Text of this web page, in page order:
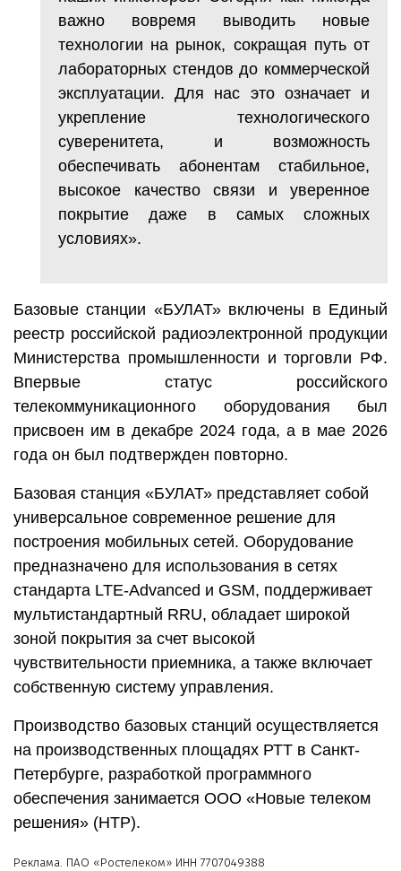
важно вовремя выводить новые
технологии на рынок, сокращая путь от
лабораторных стендов до коммерческой
эксплуатации. Для нас это означает и
укрепление технологического
суверенитета, и возможность
обеспечивать абонентам стабильное,
высокое качество связи и уверенное
покрытие даже в самых сложных
условиях».
Базовые станции «БУЛАТ» включены в Единый
реестр российской радиоэлектронной продукции
Министерства промышленности и торговли РФ.
Впервые статус российского
телекоммуникационного оборудования был
присвоен им в декабре 2024 года, а в мае 2026
года он был подтвержден повторно.
Базовая станция «БУЛАТ» представляет собой
универсальное современное решение для
построения мобильных сетей. Оборудование
предназначено для использования в сетях
стандарта LTE-Advanced и GSM, поддерживает
мультистандартный RRU, обладает широкой
зоной покрытия за счет высокой
чувствительности приемника, а также включает
собственную систему управления.
Производство базовых станций осуществляется
на производственных площадях РТТ в Санкт-
Петербурге, разработкой программного
обеспечения занимается ООО «Новые телеком
решения» (НТР).
Реклама. ПАО «Ростелеком» ИНН 7707049388